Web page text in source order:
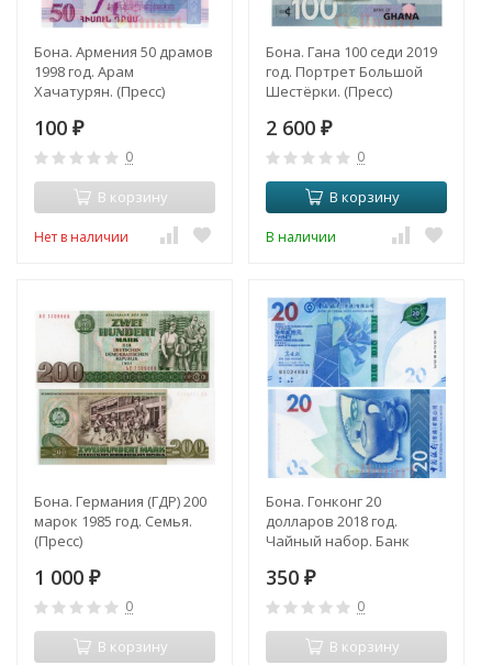
Бона. Армения 50 драмов
1998 год. Арам
Хачатурян. (Пресс)
100 ₽
0
В корзину
Нет в наличии
Бона. Гана 100 седи 2019
год. Портрет Большой
Шестёрки. (Пресс)
2 600 ₽
0
В корзину
В наличии
Бона. Германия (ГДР) 200
марок 1985 год. Семья.
(Пресс)
1 000 ₽
0
В корзину
Бона. Гонконг 20
долларов 2018 год.
Чайный набор. Банк
350 ₽
0
В корзину